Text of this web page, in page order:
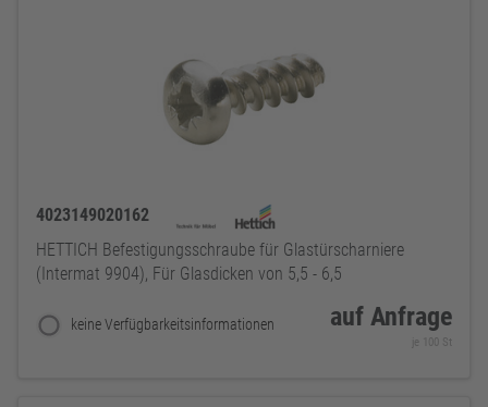
4023149020162
HETTICH Befestigungsschraube für Glastürscharniere
(Intermat 9904), Für Glasdicken von 5,5 - 6,5
keine Verfügbarkeitsinformationen auf Anfrage
je 100 St